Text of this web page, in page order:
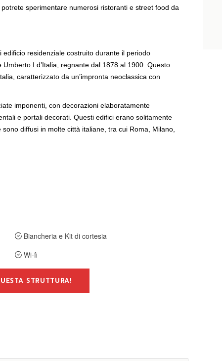
sperimentare numerosi ristoranti e street food da
edificio residenziale costruito durante il periodo
I d’Italia, regnante dal 1878 al 1900. Questo
caratterizzato da un’impronta neoclassica con
imponenti, con decorazioni elaboratamente
e portali decorati. Questi edifici erano solitamente
diffusi in molte città italiane, tra cui Roma, Milano,
Biancheria e Kit di cortesia
Wi-fi
STRUTTURA!